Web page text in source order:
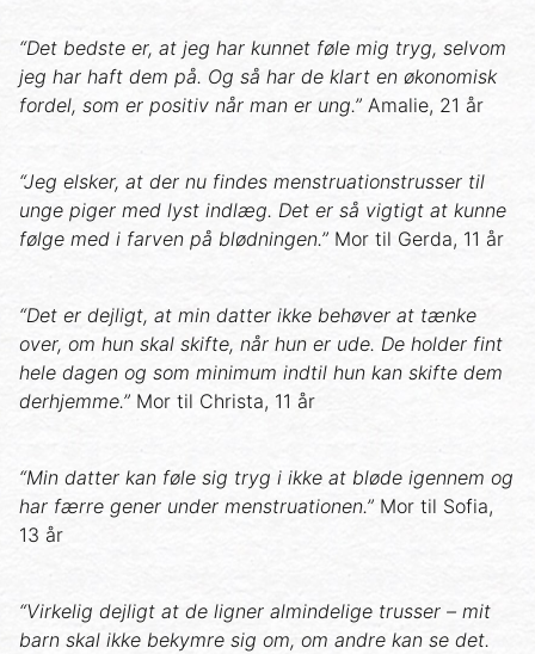
“Det bedste er, at jeg har kunnet føle mig tryg, selvom
jeg har haft dem på. Og så har de klart en økonomisk
fordel, som er positiv når man er ung.” Amalie, 21 år
“Jeg elsker, at der nu findes menstruationstrusser til
unge piger med lyst indlæg. Det er så vigtigt at kunne
følge med i farven på blødningen.” Mor til Gerda, 11 år
“Det er dejligt, at min datter ikke behøver at tænke
over, om hun skal skifte, når hun er ude. De holder fint
hele dagen og som minimum indtil hun kan skifte dem
derhjemme.” Mor til Christa, 11 år
“Min datter kan føle sig tryg i ikke at bløde igennem og
har færre gener under menstruationen.” Mor til Sofia,
13 år
“Virkelig dejligt at de ligner almindelige trusser – mit
barn skal ikke bekymre sig om, om andre kan se det.